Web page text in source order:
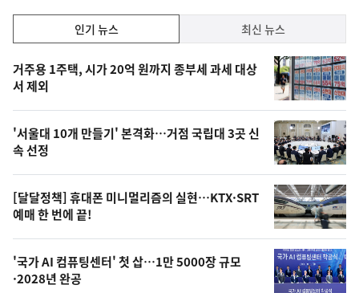
기,
최
신,
오
늘
의
영
상
오
인기 뉴스 최신 뉴스
기
뉴
스
거주용 1주택, 시가 20억 원까지 종부세 과세 대상
서 제외
'서울대 10개 만들기' 본격화…거점 국립대 3곳 신
속 선정
[달달정책] 휴대폰 미니멀리즘의 실현…KTX·SRT
예매 한 번에 끝!
'국가 AI 컴퓨팅센터' 첫 삽…1만 5000장 규모
·2028년 완공